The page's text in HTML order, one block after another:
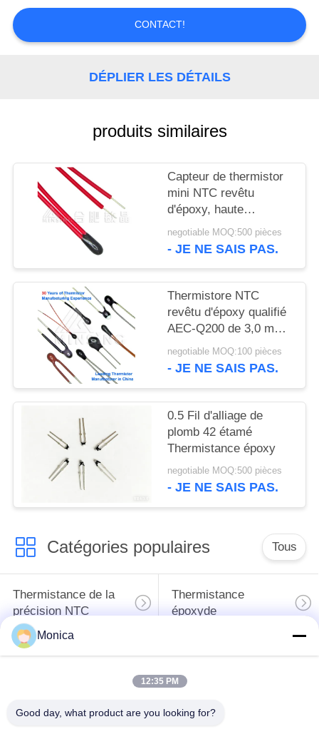
DEMANDEZ
UNE
CITATION
PLAN
SITE
PRIVACY
POLICY
CONTACT!
DÉPLIER LES DÉTAILS
produits similaires
Capteur de thermistor
mini NTC revêtu
d'époxy, haute
précision pour la
détection de
compensation
negotiable MOQ:500 pièces
- JE NE SAIS PAS.
Thermistore NTC
revêtu d'époxy qualifié
AEC-Q200 de 3,0 mm
de diamètre maximal
du corps
negotiable MOQ:100 pièces
- JE NE SAIS PAS.
0.5 Fil d'alliage de
plomb 42 étamé
Thermistance époxy
negotiable MOQ:500 pièces
- JE NE SAIS PAS.
Catégories populaires Tous
Thermistance de la
précision NTC
Thermistance
époxyde
Thermistance de
température de NTC
Monica
12:35 PM
Good day, what product are you looking for?